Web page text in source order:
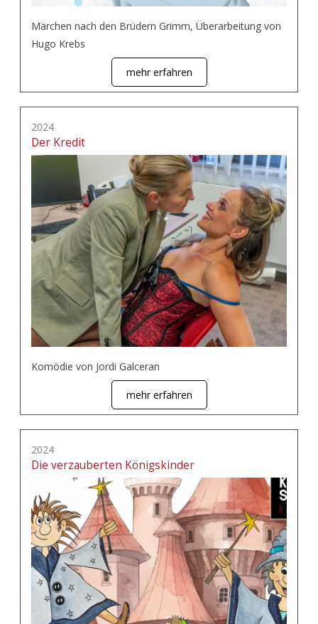
Märchen nach den Brüdern Grimm, Überarbeitung von
Hugo Krebs
mehr erfahren
2024
Der Kredit
Komödie von Jordi Galceran
mehr erfahren
2024
Die verzauberten Königskinder